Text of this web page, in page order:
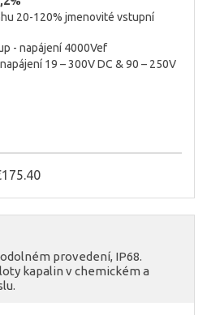
20-120% jmenovité vstupní
- napájení 4000Vef
19 – 300V DC & 90 – 250V
provedení, IP68.
kapalin v chemickém a